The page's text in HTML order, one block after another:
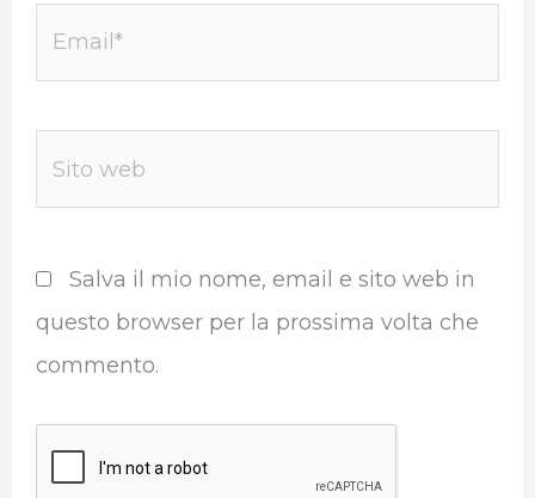
Salva il mio nome, email e sito web in
questo browser per la prossima volta che
commento.